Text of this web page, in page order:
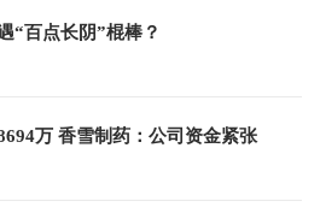
“百点长阴”棍棒？
万 香雪制药：公司资金紧张